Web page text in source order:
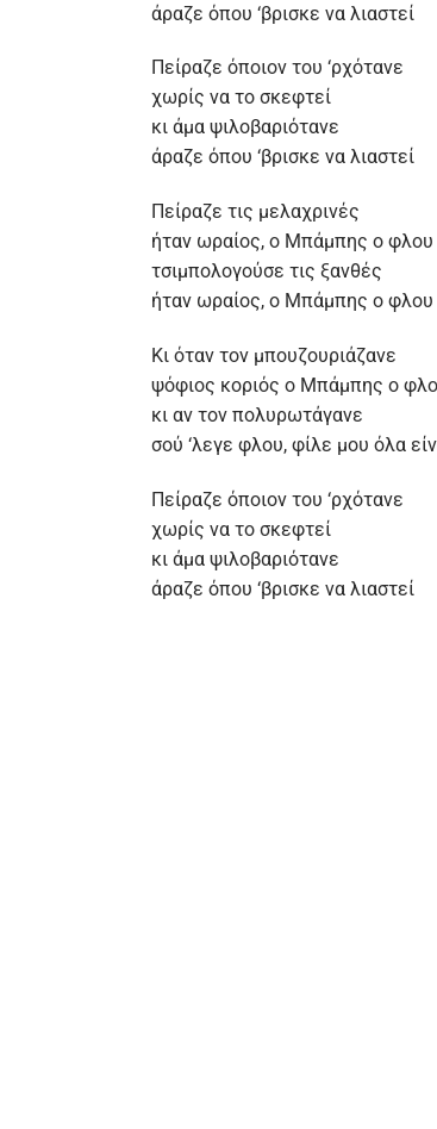
άραζε όπου ‘βρισκε να λιαστεί
Πείραζε όποιον του ‘ρχότανε
χωρίς να το σκεφτεί
κι άμα ψιλοβαριότανε
άραζε όπου ‘βρισκε να λιαστεί
Πείραζε τις μελαχρινές
ήταν ωραίος, ο Μπάμπης ο φλου
τσιμπολογούσε τις ξανθές
ήταν ωραίος, ο Μπάμπης ο φλου
Κι όταν τον μπουζουριάζανε
ψόφιος κοριός ο Μπάμπης ο
κι αν τον πολυρωτάγανε
σού ‘λεγε φλου, φίλε μου όλα
Πείραζε όποιον του ‘ρχότανε
χωρίς να το σκεφτεί
κι άμα ψιλοβαριότανε
άραζε όπου ‘βρισκε να λιαστεί